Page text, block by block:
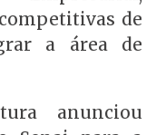
de
a área de
anunciou